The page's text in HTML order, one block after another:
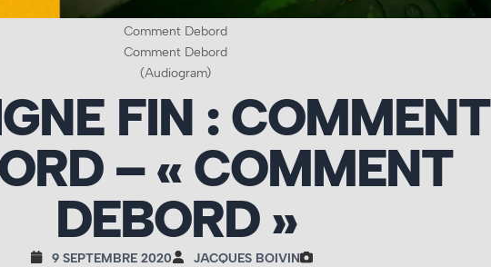
Comment Debord
Comment Debord
(Audiogram)
FIN : COMMENT
– « COMMENT
DEBORD »
9 SEPTEMBRE 2020 JACQUES BOIVIN